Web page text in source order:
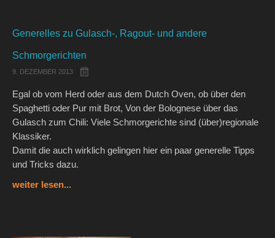
Generelles zu Gulasch-, Ragout- und andere
Schmorgerichten
9. DEZEMBER 2013
Egal ob vom Herd oder aus dem Dutch Oven, ob über den
Spaghetti oder Pur mit Brot, Von der Bolognese über das
Gulasch zum Chili: Viele Schmorgerichte sind (über)regionale
Klassiker.
Damit die auch wirklich gelingen hier ein paar generelle Tipps
und Tricks dazu.
weiter lesen...